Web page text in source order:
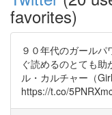
favorites)
９０年代のガール
ぐ読めるのとても
ル・カルチャー（
https://t.co/